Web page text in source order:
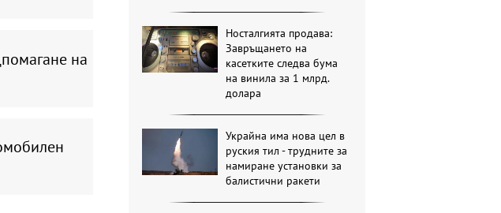
на
Носталгията продава:
Завръщането на
касетките следва бума
на винила за 1 млрд.
долара
Украйна има нова цел в
руския тил - трудните за
намиране установки за
балистични ракети